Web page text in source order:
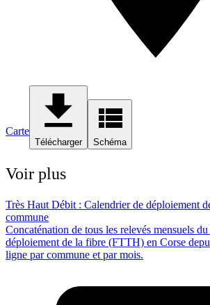
Carte
Télécharger Schéma
Voir plus
Très Haut Débit : Calendrier de déploiement
commune
Concaténation de tous les relevés mensuels
déploiement de la fibre (FTTH) en Corse
ligne par commune et par mois.